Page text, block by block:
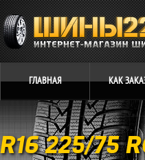
ГЛАВНАЯ КАК
R16 225/75